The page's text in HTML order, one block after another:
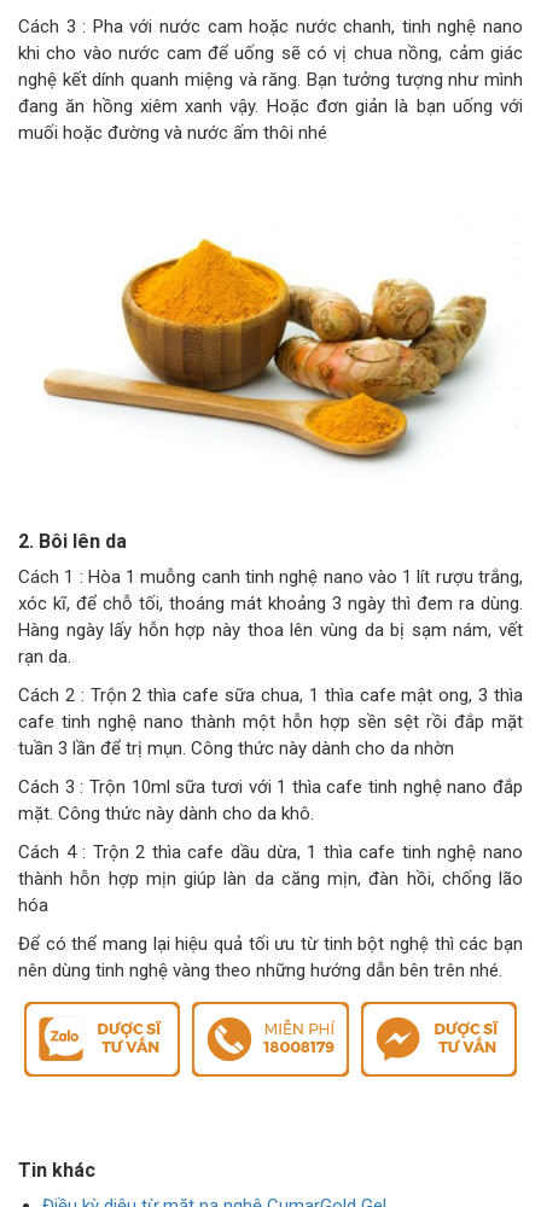
Cách 3 : Pha với nước cam hoặc nước chanh, tinh nghệ nano
khi cho vào nước cam để uống sẽ có vị chua nồng, cảm giác
nghệ kết dính quanh miệng và răng. Bạn tưởng tượng như mình
đang ăn hồng xiêm xanh vậy. Hoặc đơn giản là bạn uống với
muối hoặc đường và nước ấm thôi nhé
2. Bôi lên da
Cách 1 : Hòa 1 muỗng canh tinh nghệ nano vào 1 lít rượu trắng,
xóc kĩ, để chỗ tối, thoáng mát khoảng 3 ngày thì đem ra dùng.
Hàng ngày lấy hỗn hợp này thoa lên vùng da bị sạm nám, vết
rạn da.
Cách 2 : Trộn 2 thìa cafe sữa chua, 1 thìa cafe mật ong, 3 thìa
cafe tinh nghệ nano thành một hỗn hợp sền sệt rồi đắp mặt
tuần 3 lần để trị mụn. Công thức này dành cho da nhờn
Cách 3 : Trộn 10ml sữa tươi với 1 thìa cafe tinh nghệ nano đắp
mặt. Công thức này dành cho da khô.
Cách 4 : Trộn 2 thìa cafe dầu dừa, 1 thìa cafe tinh nghệ nano
thành hỗn hợp mịn giúp làn da căng mịn, đàn hồi, chống lão
hóa
Để có thể mang lại hiệu quả tối ưu từ tinh bột nghệ thì các bạn
nên dùng tinh nghệ vàng theo những hướng dẫn bên trên nhé.
Tin khác